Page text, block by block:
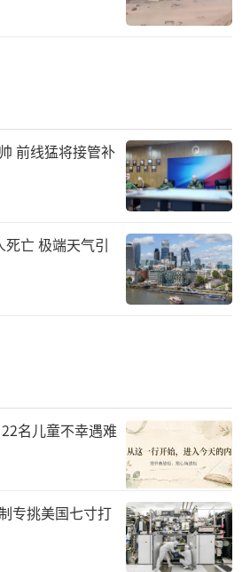
前线猛将接管补
亡 极端天气引
名儿童不幸遇难
专挑美国七寸打